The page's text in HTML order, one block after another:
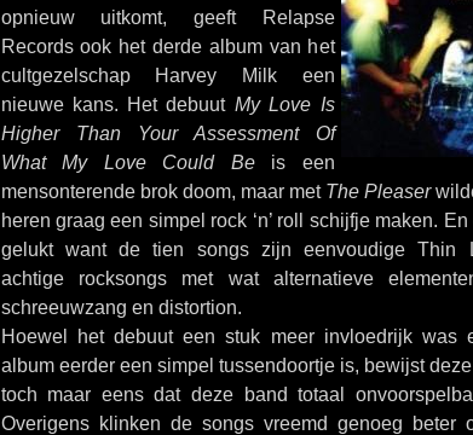
opnieuw uitkomt, geeft Relapse
Records ook het derde album van het
cultgezelschap Harvey Milk een
nieuwe kans. Het debuut My Love Is
Higher Than Your Assessment Of
What My Love Could Beis een
mensonterende brok doom, maar met The Pleaser
heren graag een simpel rock ‘n’ roll schijfje maken.
gelukt want de tien songs zijn eenvoudige Thin
achtige rocksongs met wat alternatieve
schreeuwzang en distortion.
Hoewel het debuut een stuk meer invloedrijk was
album eerder een simpel tussendoortje is, bewijst
toch maar eens dat deze band totaal
Overigens klinken de songs vreemd genoeg beter